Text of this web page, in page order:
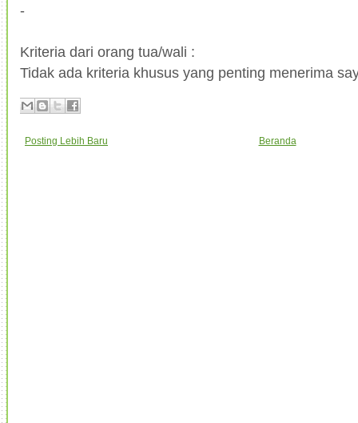
-
Kriteria dari orang tua/wali :
Tidak ada kriteria khusus yang penting menerima
Posting Lebih Baru Beranda